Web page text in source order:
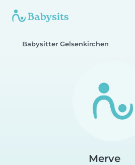
Babysitter Gelsenkirchen
Merve